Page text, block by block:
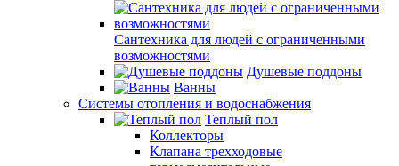
Сантехника для людей с ограниченными
возможностями
Душевые поддоны
Ванны
Системы отопления и водоснабжения
Теплый пол
Коллекторы
Клапана трехходовые